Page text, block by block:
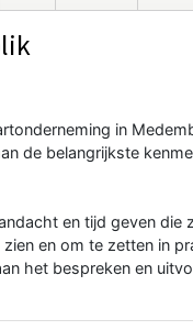
in
de belangrijkste
en tijd geven die
en om te zetten in
het bespreken en